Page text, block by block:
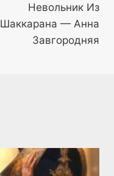
Невольник Из
Шаккарана — Анна
Завгородняя